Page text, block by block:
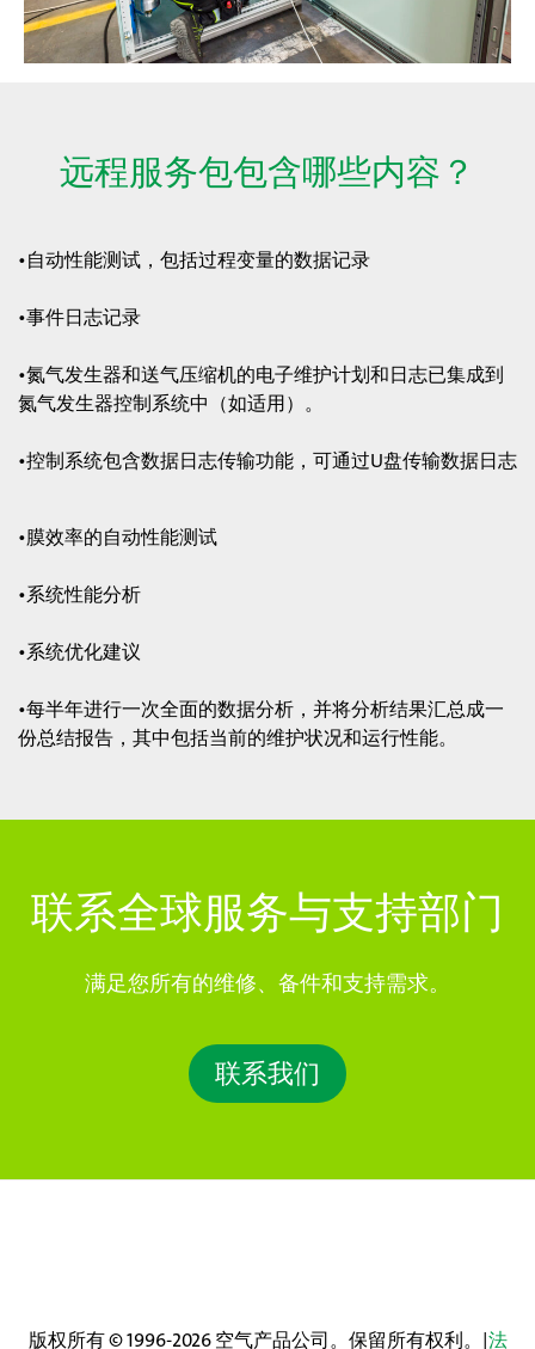
远程服务包包含哪些内容？
•自动性能测试，包括过程变量的数据记录
•事件日志记录
•氮气发生器和送气压缩机的电子维护计划和日志已集成到
氮气发生器控制系统中（如适用）。
•控制系统包含数据日志传输功能，可通过U盘传输数据日志
•膜效率的自动性能测试
•系统性能分析
•系统优化建议
•每半年进行一次全面的数据分析，并将分析结果汇总成一
份总结报告，其中包括当前的维护状况和运行性能。
联系全球服务与支持部门
满足您所有的维修、备件和支持需求。
联系我们
版权所有 © 1996-2026 空气产品公司。保留所有权利。|法